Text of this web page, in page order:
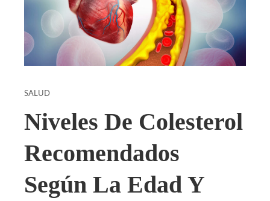
SALUD
Niveles De Colesterol
Recomendados
Según La Edad Y